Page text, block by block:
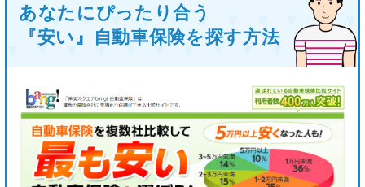
あなたにぴったり合う
『安い』自動車保険を探す方法